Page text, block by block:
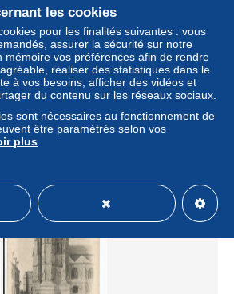
villas de l'Esplanade et la Frégate -
André Echard
± 1,15 $US
Particulier
les cookies
pour les finalités suivantes : vous
assurer la sécurité sur notre
mémoire vos préférences afin de rendre
réaliser des statistiques dans le
à vos besoins, afficher des vidéos et
du contenu sur les réseaux sociaux.
sont nécessaires au fonctionnement de
être paramétrés selon vos
plus